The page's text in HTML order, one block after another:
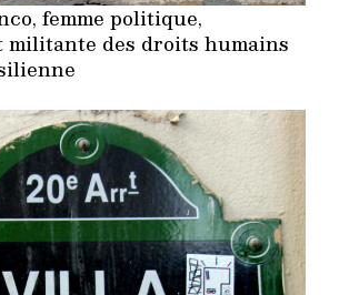
femme politique,
militante des droits humains